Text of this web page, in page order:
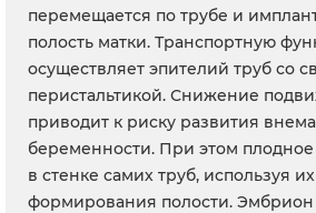
перемещается по трубе и
полость матки. Транспортную
осуществляет эпителий труб со
перистальтикой. Снижение
приводит к риску развития
беременности. При этом
в стенке самих труб, используя
формирования полости.